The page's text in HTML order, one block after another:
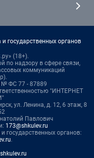
государственных органов
(18+).
по надзору в сфере связи,
коммуникаций
№ ФС 77 - 87889
"ИНТЕРНЕТ
ул. Ленина, д. 12, 6 этаж, 8
Павлович
173@shkulev.ru
государственных органов:
.